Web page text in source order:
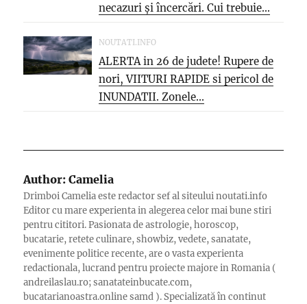
necazuri și încercări. Cui trebuie...
NOUTATI.INFO
ALERTA in 26 de judete! Rupere de
nori, VIITURI RAPIDE si pericol de
INUNDATII. Zonele...
Author: Camelia
Drimboi Camelia este redactor sef al siteului noutati.info
Editor cu mare experienta in alegerea celor mai bune stiri
pentru cititori. Pasionata de astrologie, horoscop,
bucatarie, retete culinare, showbiz, vedete, sanatate,
evenimente politice recente, are o vasta experienta
redactionala, lucrand pentru proiecte majore in Romania (
andreilaslau.ro; sanatateinbucate.com,
bucatarianoastra.online samd ). Specializată în continut